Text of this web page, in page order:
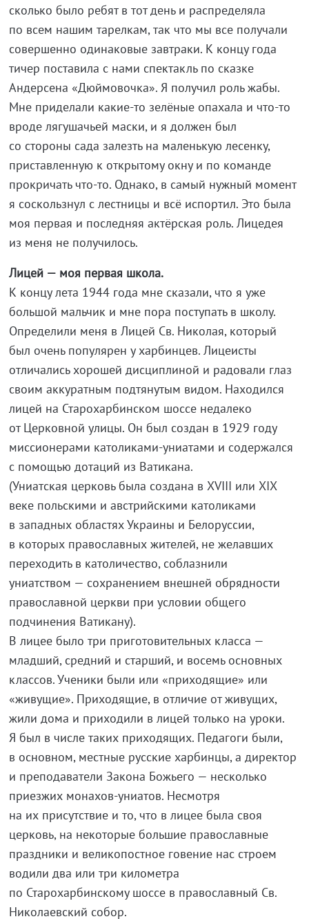
сколько было ребят в тот день и распределяла
по всем нашим тарелкам, так что мы все получали
совершенно одинаковые завтраки. К концу года
тичер поставила с нами спектакль по сказке
Андерсена «Дюймовочка». Я получил роль жабы.
Мне приделали какие-то зелёные опахала и что-то
вроде лягушачьей маски, и я должен был
со стороны сада залезть на маленькую лесенку,
приставленную к открытому окну и по команде
прокричать что-то. Однако, в самый нужный момент
я соскользнул с лестницы и всё испортил. Это была
моя первая и последняя актёрская роль. Лицедея
из меня не получилось.
Лицей —моя первая школа.
К концу лета 1944 года мне сказали, что я уже
большой мальчик и мне пора поступать в школу.
Определили меня в Лицей Св. Николая, который
был очень популярен у харбинцев. Лицеисты
отличались хорошей дисциплиной и радовали глаз
своим аккуратным подтянутым видом. Находился
лицей на Старохарбинском шоссе недалеко
от Церковной улицы. Он был создан в 1929 году
миссионерами католиками-униатами и содержался
с помощью дотаций из Ватикана.
(Униатская церковь была создана в ХVIII или ХIХ
веке польскими и австрийскими католиками
в западных областях Украины и Белоруссии,
в которых православных жителей, не желавших
переходить в католичество, соблазнили
униатством — сохранением внешней обрядности
православной церкви при условии общего
подчинения Ватикану).
В лицее было три приготовительных класса —
младший, средний и старший, и восемь основных
классов. Ученики были или «приходящие» или
«живущие». Приходящие, в отличие от живущих,
жили дома и приходили в лицей только на уроки.
Я был в числе таких приходящих. Педагоги были,
в основном, местные русские харбинцы, а директор
и преподаватели Закона Божьего — несколько
приезжих монахов-униатов. Несмотря
на их присутствие и то, что в лицее была своя
церковь, на некоторые большие православные
праздники и великопостное говение нас строем
водили два или три километра
по Старохарбинскому шоссе в православный Св.
Николаевский собор.